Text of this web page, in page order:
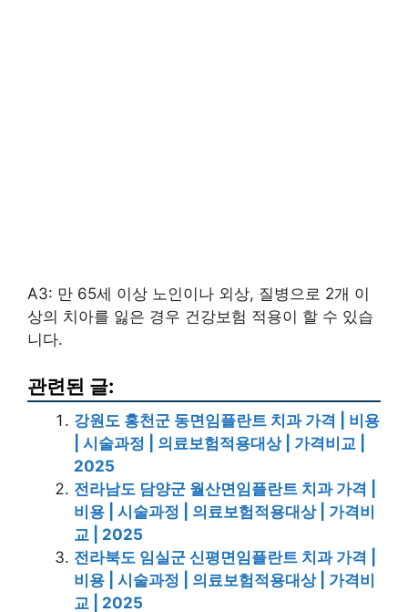
A3: 만 65세 이상 노인이나 외상, 질병으로 2개 이
상의 치아를 잃은 경우 건강보험 적용이 할 수 있습
니다.
관련된 글:
강원도 홍천군 동면임플란트 치과 가격 | 비용
| 시술과정 | 의료보험적용대상 | 가격비교 |
2025
전라남도 담양군 월산면임플란트 치과 가격 |
비용 | 시술과정 | 의료보험적용대상 | 가격비
교 | 2025
전라북도 임실군 신평면임플란트 치과 가격 |
비용 | 시술과정 | 의료보험적용대상 | 가격비
교 | 2025